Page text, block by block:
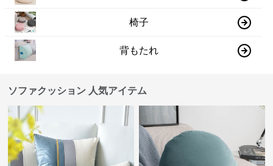
椅子
背もたれ
ソファクッション 人気アイテム